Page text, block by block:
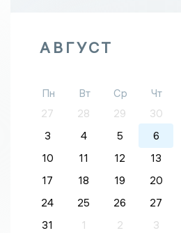
АВГУСТ
Пн Вт Ср Чт
27
28 29 30
3
4 5 6
10
11 12 13
17
18 19 20
24
25 26 27
31
1 2 3